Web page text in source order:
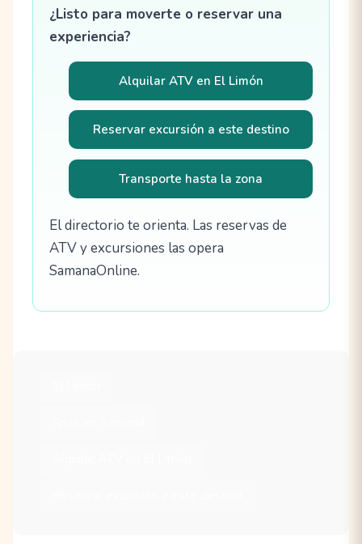
¿Listo para moverte o reservar una
experiencia?
Alquilar ATV en El Limón
Reservar excursión a este destino
Transporte hasta la zona
El directorio te orienta. Las reservas de
ATV y excursiones las opera
SamanaOnline.